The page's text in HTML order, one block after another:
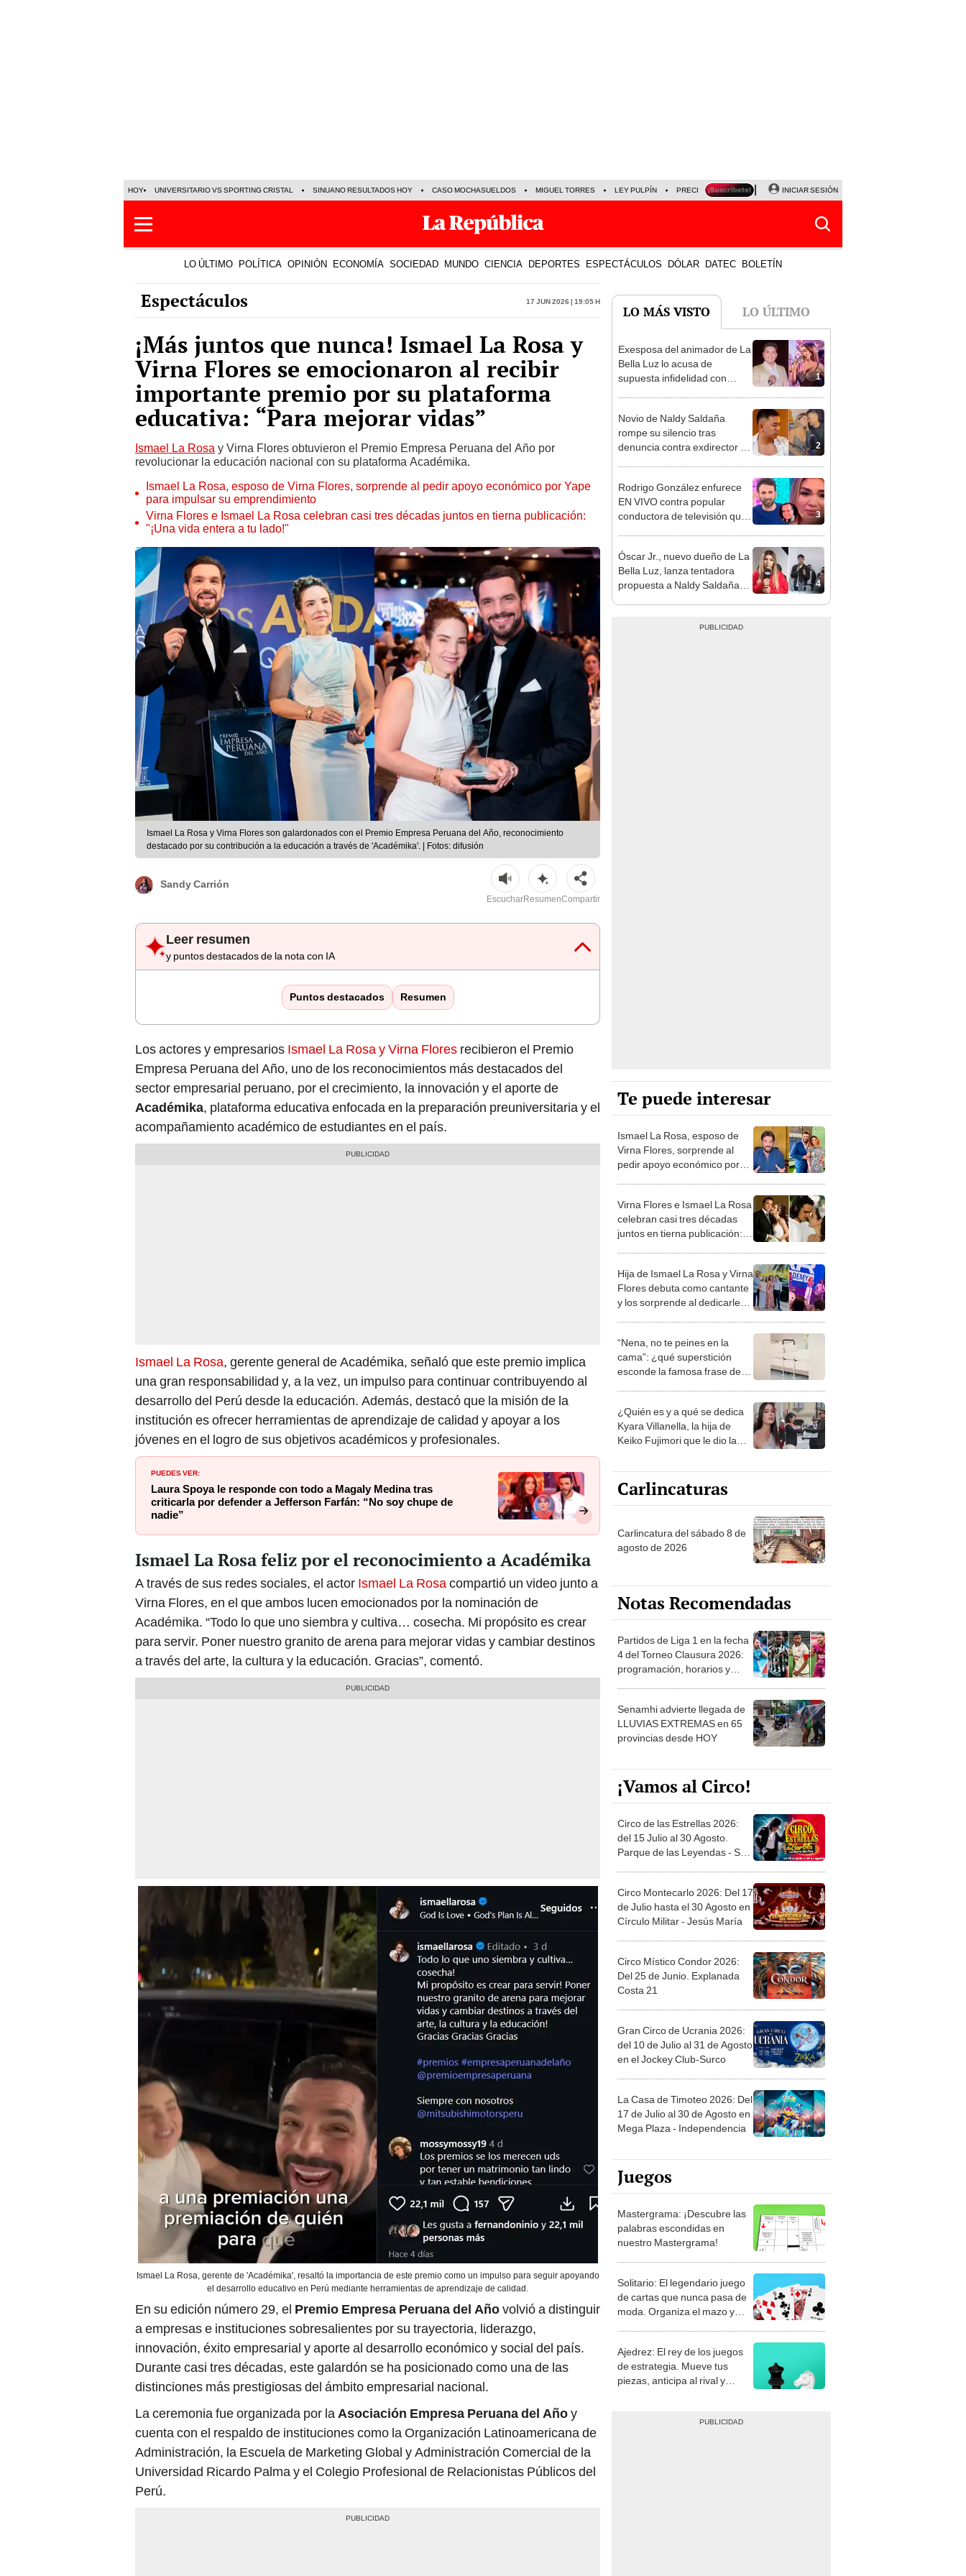
HOY UNIVERSITARIO VS SPORTING CRISTAL SINUANO RESULTADOS HOY CASO MOCHASUELDOS MIGUEL TORRES LEY PULPÍN PRECIO DEL DÓLAR CORTE DE LUZ VIERNES 7 DE AGOSTO
INICIAR SESIÓN
LO ÚLTIMO POLÍTICA OPINIÓN ECONOMÍA SOCIEDAD MUNDO CIENCIA DEPORTES ESPECTÁCULOS DÓLAR DATEC BOLETÍN
Espectáculos 17 Jun 2026 | 19:05 h
¡Más juntos que nunca! Ismael La Rosa y
Virna Flores se emocionaron al recibir
importante premio por su plataforma
educativa: “Para mejorar vidas”
Ismael La Rosa y Virna Flores obtuvieron el Premio Empresa Peruana del Año por
revolucionar la educación nacional con su plataforma Académika.
Ismael La Rosa, esposo de Virna Flores, sorprende al pedir apoyo económico por Yape
para impulsar su emprendimiento
Virna Flores e Ismael La Rosa celebran casi tres décadas juntos en tierna publicación:
"¡Una vida entera a tu lado!"
Ismael La Rosa y Virna Flores son galardonados con el Premio Empresa Peruana del Año, reconocimiento
destacado por su contribución a la educación a través de 'Académika'. | Fotos: difusión
Sandy Carrión
EscucharResumenCompartir
Leer resumen
y puntos destacados de la nota con IA
Puntos destacados Resumen
Los actores y empresarios Ismael La Rosa y Virna Flores recibieron el Premio
Empresa Peruana del Año, uno de los reconocimientos más destacados del
sector empresarial peruano, por el crecimiento, la innovación y el aporte de
Académika, plataforma educativa enfocada en la preparación preuniversitaria y el
acompañamiento académico de estudiantes en el país.
Ismael La Rosa, gerente general de Académika, señaló que este premio implica
una gran responsabilidad y, a la vez, un impulso para continuar contribuyendo al
desarrollo del Perú desde la educación. Además, destacó que la misión de la
institución es ofrecer herramientas de aprendizaje de calidad y apoyar a los
jóvenes en el logro de sus objetivos académicos y profesionales.
PUEDES VER:
Laura Spoya le responde con todo a Magaly Medina tras
criticarla por defender a Jefferson Farfán: “No soy chupe de
nadie”
Ismael La Rosa feliz por el reconocimiento a Académika
A través de sus redes sociales, el actor Ismael La Rosacompartió un video junto a
Virna Flores, en el que ambos lucen emocionados por la nominación de
Académika. “Todo lo que uno siembra y cultiva… cosecha. Mi propósito es crear
para servir. Poner nuestro granito de arena para mejorar vidas y cambiar destinos
a través del arte, la cultura y la educación. Gracias”, comentó.
Ismael La Rosa, gerente de 'Académika', resaltó la importancia de este premio como un impulso para seguir apoyando
el desarrollo educativo en Perú mediante herramientas de aprendizaje de calidad.
En su edición número 29, el Premio Empresa Peruana del Añovolvió a distinguir
a empresas e instituciones sobresalientes por su trayectoria, liderazgo,
innovación, éxito empresarial y aporte al desarrollo económico y social del país.
Durante casi tres décadas, este galardón se ha posicionado como una de las
distinciones más prestigiosas del ámbito empresarial nacional.
La ceremonia fue organizada por laAsociación Empresa Peruana del Añoy
cuenta con el respaldo de instituciones como la Organización Latinoamericana de
Administración, la Escuela de Marketing Global y Administración Comercial de la
Universidad Ricardo Palma y el Colegio Profesional de Relacionistas Públicos del
Perú.
LO MÁS VISTO LO ÚLTIMO
1
Exesposa del animador de La
Bella Luz lo acusa de
supuesta infidelidad con
2
Novio de Naldy Saldaña
rompe su silencio tras
denuncia contra exdirector de
3
Rodrigo González enfurece
EN VIVO contra popular
conductora de televisión que
Sánchez
4
Óscar Jr., nuevo dueño de La
Bella Luz, lanza tentadora
propuesta a Naldy Saldaña
Te puede interesar
Ismael La Rosa, esposo de
Virna Flores, sorprende al
pedir apoyo económico por
Virna Flores e Ismael La Rosa
celebran casi tres décadas
juntos en tierna publicación:
Hija de Ismael La Rosa y Virna
Flores debuta como cantante
y los sorprende al dedicarles
“Nena, no te peines en la
cama”: ¿qué superstición
esconde la famosa frase de
¿Quién es y a qué se dedica
Kyara Villanella, la hija de
Keiko Fujimori que le dio la
Carlincaturas
Carlincatura del sábado 8 de
agosto de 2026
Notas Recomendadas
Partidos de Liga 1 en la fecha
4 del Torneo Clausura 2026:
programación, horarios y
Senamhi advierte llegada de
LLUVIAS EXTREMAS en 65
provincias desde HOY
¡Vamos al Circo!
Circo de las Estrellas 2026:
del 15 Julio al 30 Agosto.
Parque de las Leyendas - San
Circo Montecarlo 2026: Del 17
de Julio hasta el 30 Agosto en
Círculo Militar - Jesús María
Circo Místico Condor 2026:
Del 25 de Junio. Explanada
Costa 21
Gran Circo de Ucrania 2026:
del 10 de Julio al 31 de Agosto
en el Jockey Club-Surco
La Casa de Timoteo 2026: Del
17 de Julio al 30 de Agosto en
Mega Plaza - Independencia
Juegos
Mastergrama: ¡Descubre las
palabras escondidas en
nuestro Mastergrama!
Solitario: El legendario juego
de cartas que nunca pasa de
moda. Organiza el mazo y
Ajedrez: El rey de los juegos
de estrategia. Mueve tus
piezas, anticipa al rival y